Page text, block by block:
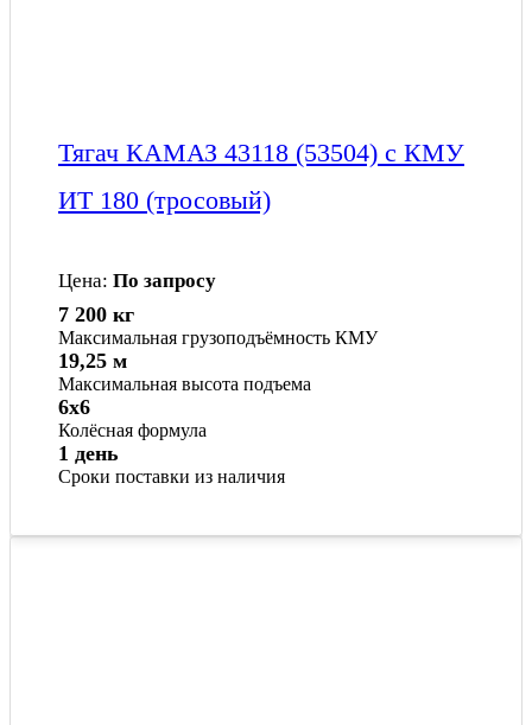
Тягач КАМАЗ 43118 (53504) с КМУ
ИТ 180 (тросовый)
Цена: По запросу
Максимальная грузоподъёмность КМУ
7 200 кг
Максимальная высота подъема
19,25 м
Колёсная формула
6x6
Сроки поставки из наличия
1 день